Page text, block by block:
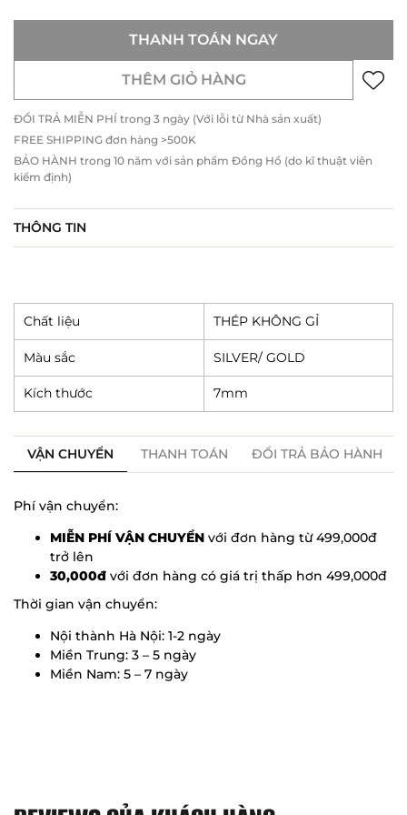
THANH TOÁN NGAY
THÊM GIỎ HÀNG
ĐỔI TRẢ MIỄN PHÍ trong 3 ngày (Với lỗi từ Nhà sản xuất)
FREE SHIPPING đơn hàng >500K
BẢO HÀNH trong 10 năm với sản phẩm Đồng Hồ (do kĩ thuật viên
kiểm định)
THÔNG TIN
Chất liệu THÉP KHÔNG GỈ
Màu sắc SILVER/ GOLD
Kích thước 7mm
VẬN CHUYỂN THANH TOÁN ĐỔI TRẢ BẢO HÀNH
Phí vận chuyển:
MIỄN PHÍ VẬN CHUYỂN với đơn hàng từ 499,000đ
trở lên
30,000đ với đơn hàng có giá trị thấp hơn 499,000đ
Thời gian vận chuyển:
Nội thành Hà Nội: 1-2 ngày
Miền Trung: 3 – 5 ngày
Miền Nam: 5 – 7 ngày